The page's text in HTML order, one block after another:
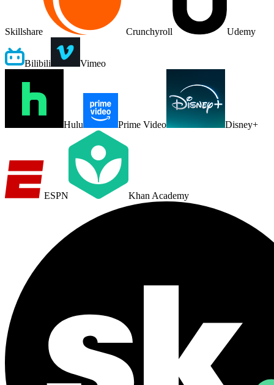
Skillshare Crunchyroll Udemy
Bilibili Vimeo
Hulu Prime Video Disney+
ESPN Khan Academy